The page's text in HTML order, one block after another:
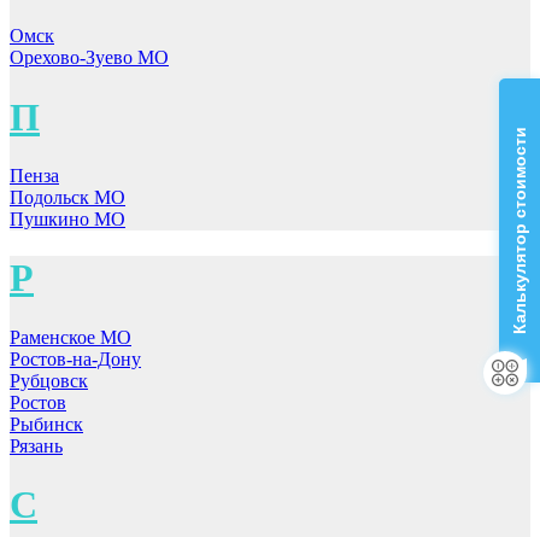
Омск
Орехово-Зуево МО
П
Пенза
Подольск МО
Пушкино МО
Р
Раменское МО
Ростов-на-Дону
Рубцовск
Ростов
Рыбинск
Рязань
С
Калькулятор стоимости